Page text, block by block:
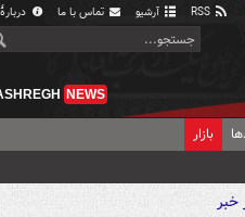
آرشیو تماس با ما
NEWS
بازار